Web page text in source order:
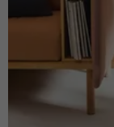
Name
Anbieter